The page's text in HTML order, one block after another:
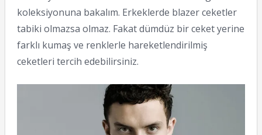
koleksiyonuna bakalım. Erkeklerde blazer ceketler
tabiki olmazsa olmaz. Fakat dümdüz bir ceket yerine
farklı kumaş ve renklerle hareketlendirilmiş
ceketleri tercih edebilirsiniz.